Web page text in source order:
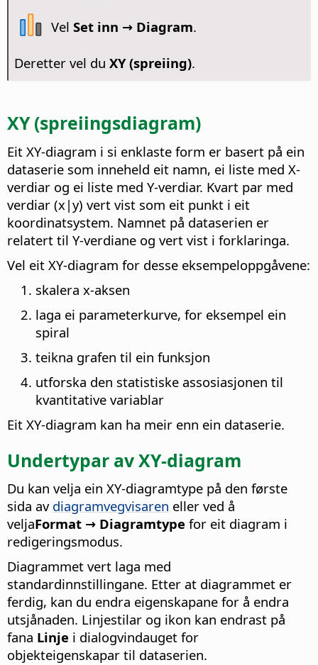
VelSet inn → Diagram.
Deretter vel du XY (spreiing).
XY (spreiingsdiagram)
Eit XY-diagram i si enklaste form er basert på ein
dataserie som inneheld eit namn, ei liste med X-
verdiar og ei liste med Y-verdiar. Kvart par med
verdiar (x|y) vert vist som eit punkt i eit
koordinatsystem. Namnet på dataserien er
relatert til Y-verdiane og vert vist i forklaringa.
Vel eit XY-diagram for desse eksempeloppgåvene:
skalera x-aksen
laga ei parameterkurve, for eksempel ein
spiral
teikna grafen til ein funksjon
utforska den statistiske assosiasjonen til
kvantitative variablar
Eit XY-diagram kan ha meir enn ein dataserie.
Undertypar av XY-diagram
Du kan velja ein XY-diagramtype på den første
sida av diagramvegvisaren eller ved å
veljaFormat → Diagramtype for eit diagram i
redigeringsmodus.
Diagrammet vert laga med
standardinnstillingane. Etter at diagrammet er
ferdig, kan du endra eigenskapane for å endra
utsjånaden. Linjestilar og ikon kan endrast på
fana Linje i dialogvindauget for
objekteigenskapar til dataserien.